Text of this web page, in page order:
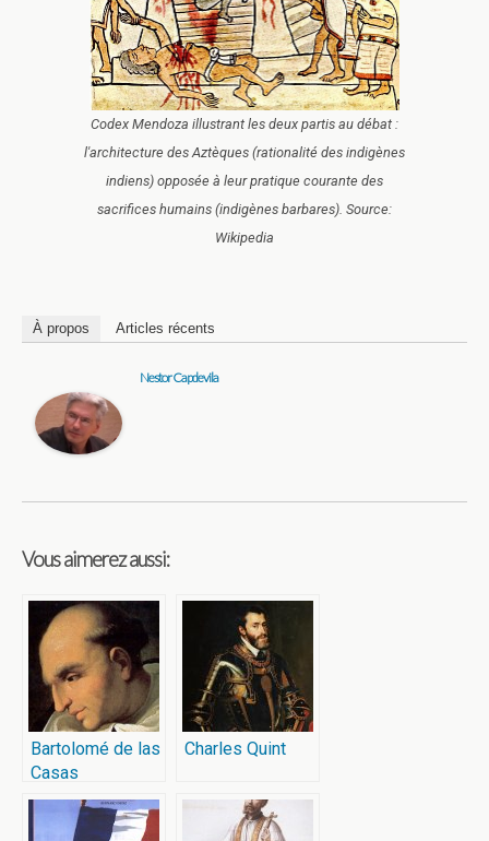
Codex Mendoza illustrant les deux partis au débat :
l'architecture des Aztèques (rationalité des indigènes
indiens) opposée à leur pratique courante des
sacrifices humains (indigènes barbares). Source:
Wikipedia
À propos Articles récents
Nestor Capdevila
Vous aimerez aussi:
Bartolomé de las
Casas
Charles Quint